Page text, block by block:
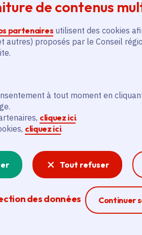
de contenus
partenaires utilisent des cookies
autres) proposés par le Conseil
à tout moment en
cliquez ici.
cliquez ici.
Tout refuser
des données Continuer
Ferme